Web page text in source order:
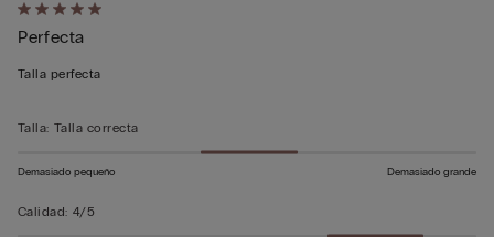
Calificación
de
5
5
Perfecta
Talla perfecta
Talla: Talla correcta
Demasiado pequeño Demasiado grande
Calidad: 4/5